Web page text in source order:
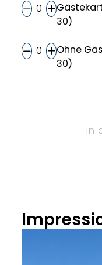
30)
Ohne
30)
In